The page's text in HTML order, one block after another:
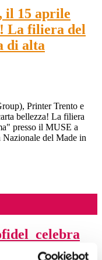
il 15 aprile
La filiera del
di alta
Printer Trento e
bellezza! La filiera
presso il MUSE a
del Made in
celebra
Collegio, la